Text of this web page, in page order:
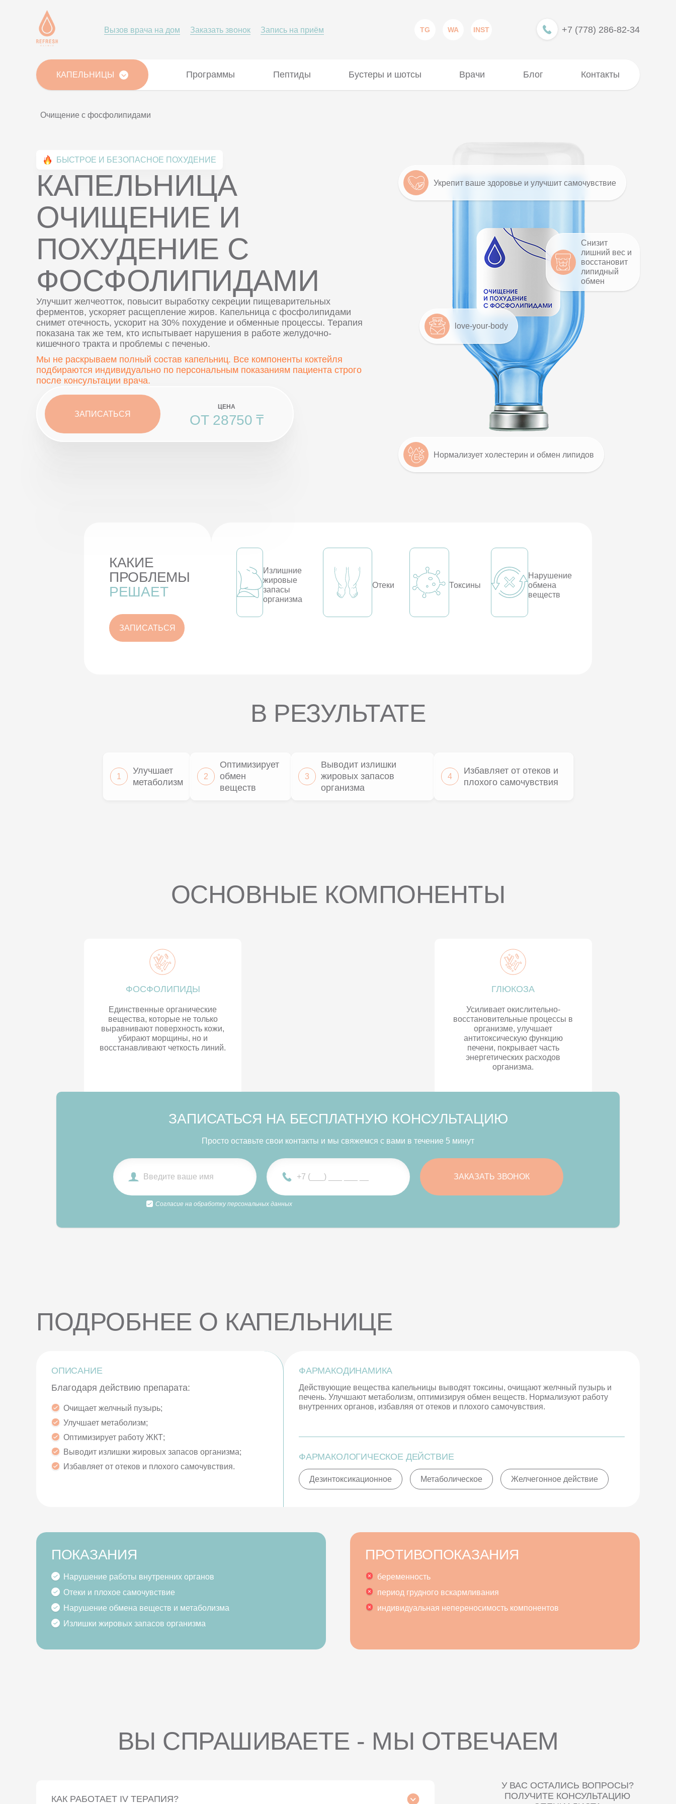
Вызов врача на дом Заказать звонок Запись на приём TG WA INST +7 (778) 286-82-34
КАПЕЛЬНИЦЫ Программы Пептиды Бустеры и шотсы Врачи Блог Контакты
Очищение с фосфолипидами
БЫСТРОЕ И БЕЗОПАСНОЕ ПОХУДЕНИЕ
КАПЕЛЬНИЦА
ОЧИЩЕНИЕ И
ПОХУДЕНИЕ С
ФОСФОЛИПИДАМИ
Улучшит желчеотток, повысит выработку секреции пищеварительных
ферментов, ускоряет расщепление жиров. Капельница с фосфолипидами
снимет отечность, ускорит на 30% похудение и обменные процессы. Терапия
показана так же тем, кто испытывает нарушения в работе желудочно-
кишечного тракта и проблемы с печенью.
Мы не раскрываем полный состав капельниц. Все компоненты коктейля
подбираются индивидуально по персональным показаниям пациента строго
после консультации врача.
ЗАПИСАТЬСЯ
ЦЕНА
ОТ 28750 ₸
Укрепит ваше здоровье и улучшит самочувствие
Снизит
лишний вес и
восстановит
липидный
обмен
love-your-body
Нормализует холестерин и обмен липидов
КАКИЕ
ПРОБЛЕМЫ
РЕШАЕТ
ЗАПИСАТЬСЯ
Излишние
жировые
запасы
организма
Отеки Токсины
Нарушение
обмена
веществ
В РЕЗУЛЬТАТЕ
1
Улучшает
метаболизм
2
Оптимизирует
обмен
веществ
3
Выводит излишки
жировых запасов
организма
4
Избавляет от отеков и
плохого самочувствия
ОСНОВНЫЕ КОМПОНЕНТЫ
ФОСФОЛИПИДЫ
Единственные органические
вещества, которые не только
выравнивают поверхность кожи,
убирают морщины, но и
восстанавливают четкость линий.
ГЛЮКОЗА
Усиливает окислительно-
восстановительные процессы в
организме, улучшает
антитоксическую функцию
печени, покрывает часть
энергетических расходов
организма.
ЗАПИСАТЬСЯ НА БЕСПЛАТНУЮ КОНСУЛЬТАЦИЮ
Просто оставьте свои контакты и мы свяжемся с вами в течение 5 минут
Согласие на обработку персональных данных
ПОДРОБНЕЕ О КАПЕЛЬНИЦЕ
ОПИСАНИЕ
Благодаря действию препарата:
Очищает желчный пузырь;
Улучшает метаболизм;
Оптимизирует работу ЖКТ;
Выводит излишки жировых запасов организма;
Избавляет от отеков и плохого самочувствия.
ФАРМАКОДИНАМИКА
Действующие вещества капельницы выводят токсины, очищают желчный пузырь и
печень. Улучшают метаболизм, оптимизируя обмен веществ. Нормализуют работу
внутренних органов, избавляя от отеков и плохого самочувствия.
ФАРМАКОЛОГИЧЕСКОЕ ДЕЙСТВИЕ
Дезинтоксикационное Метаболическое Желчегонное действие
ПОКАЗАНИЯ
Нарушение работы внутренних органов
Отеки и плохое самочувствие
Нарушение обмена веществ и метаболизма
Излишки жировых запасов организма
ПРОТИВОПОКАЗАНИЯ
беременность
период грудного вскармливания
индивидуальная непереносимость компонентов
ВЫ СПРАШИВАЕТЕ - МЫ ОТВЕЧАЕМ
КАК РАБОТАЕТ IV ТЕРАПИЯ?
У ВАС ОСТАЛИСЬ ВОПРОСЫ?
ПОЛУЧИТЕ КОНСУЛЬТАЦИЮ